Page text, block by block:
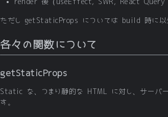
render 後（useEffect, SWR, React Query
ただし getStaticProps については build 時に以
各々の関数について
getStaticProps
Static な、つまり静的な HTML に対し、サーバ
す。